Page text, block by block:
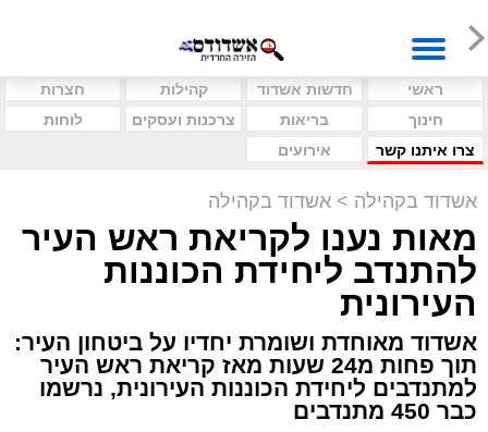
ראשי חדשות אשדוד קהילות
חצרות
חינוך
בריאות צרכנות ועסקים
לוחות
צרו איתנו קשר
אירועים
אשדוד בקהילה > אשדוד בקהילה
מאות נענו לקריאת ראש העיר
להתנדב ליחידת הכוננות
העירונית
אשדוד מאוחדת ושומרת יחדיו על ביטחון העיר:
תוך פחות מ24 שעות מאז קריאת ראש העיר
למתנדבים ליחידת הכוננות העירונית, נרשמו
כבר 450 מתנדבים